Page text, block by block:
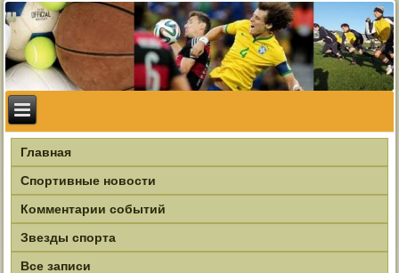
Главная
Спортивные новости
Комментарии событий
Звезды спорта
Все записи